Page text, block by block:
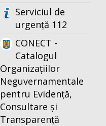
Serviciul de
urgență 112
CONECT -
Catalogul
Organizațiilor
Neguvernamentale
pentru Evidență,
Consultare și
Transparență